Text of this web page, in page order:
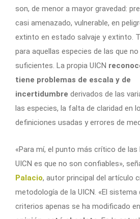
son, de menor a mayor gravedad:
casi amenazado, vulnerable, en
extinto en estado salvaje y extinto.
para aquellas especies de las que
suficientes. La propia UICN
tiene problemas de escala y de
incertidumbre derivados de las
las especies, la falta de claridad en
definiciones usadas y errores de
«Para mí, el punto más crítico de
UICN es que no son confiables»,
Palacio, autor principal del artículo
metodología de la UICN. «El
criterios apenas se ha modificado